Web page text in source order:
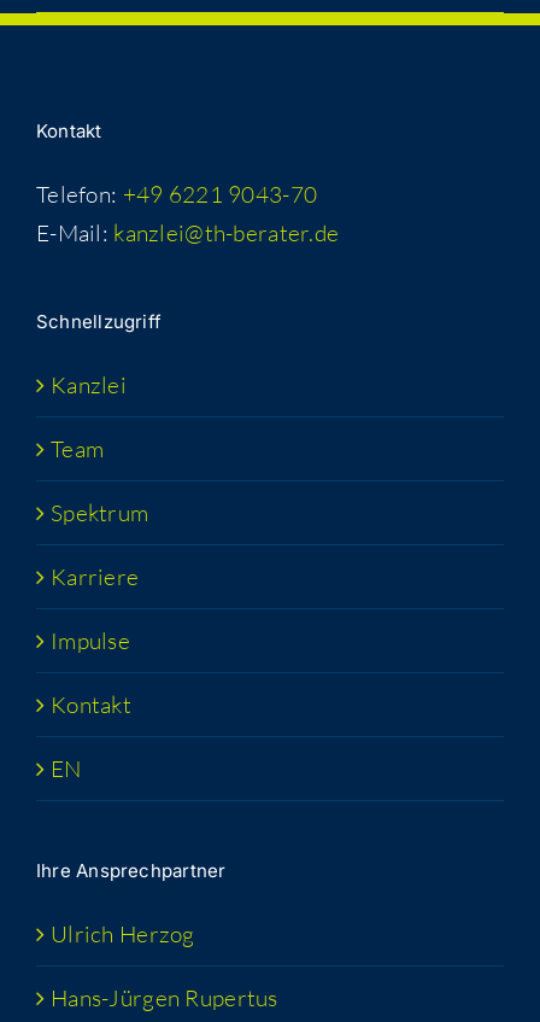
Kon­takt
Telefon: +49 6221 9043-70
E-Mail: kanzlei@th-berater.de
Schnell­zu­griff
Kanz­lei
Team
Spek­trum
Kar­rie­re
Impul­se
Kon­takt
EN
Ihre Ansprech­part­ner
Ulrich Her­zog
Hans-Jür­­gen Rupertus